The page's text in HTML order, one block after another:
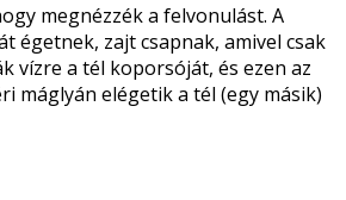
megnézzék a felvonulást. A
égetnek, zajt csapnak, amivel csak
vízre a tél koporsóját, és ezen az
máglyán elégetik a tél (egy másik)